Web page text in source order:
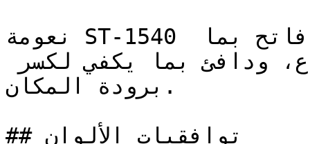
نعومة ST-1540 تجعله خياراً مرناً وعملياً — فاتح بما
برودة المكان.
## توافقيات الألوان